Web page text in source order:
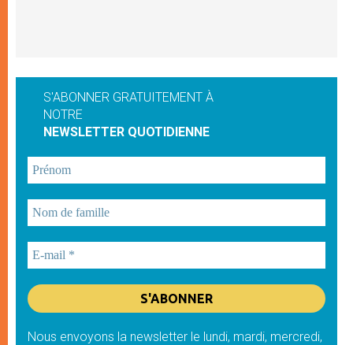
S'ABONNER GRATUITEMENT À
NOTRE
NEWSLETTER QUOTIDIENNE
Nous envoyons la newsletter le lundi, mardi, mercredi,